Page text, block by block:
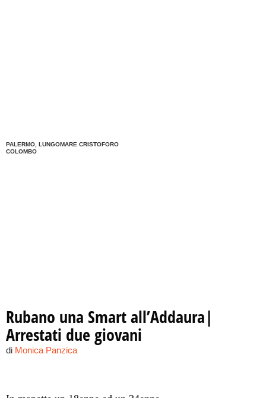
PALERMO, LUNGOMARE CRISTOFORO
COLOMBO
Rubano una Smart all’Addaura|
Arrestati due giovani
di Monica Panzica